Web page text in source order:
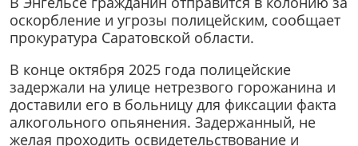
оскорбление и угрозы полицейским, сообщает
прокуратура Саратовской области.
В конце октября 2025 года полицейские
задержали на улице нетрезвого горожанина и
доставили его в больницу для фиксации факта
алкогольного опьянения. Задержанный, не
желая проходить освидетельствование и